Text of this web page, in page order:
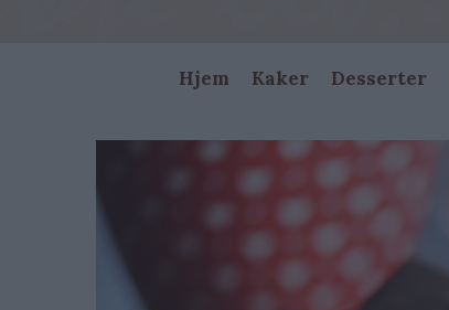
Main
navigation
Hjem Kaker Desserter